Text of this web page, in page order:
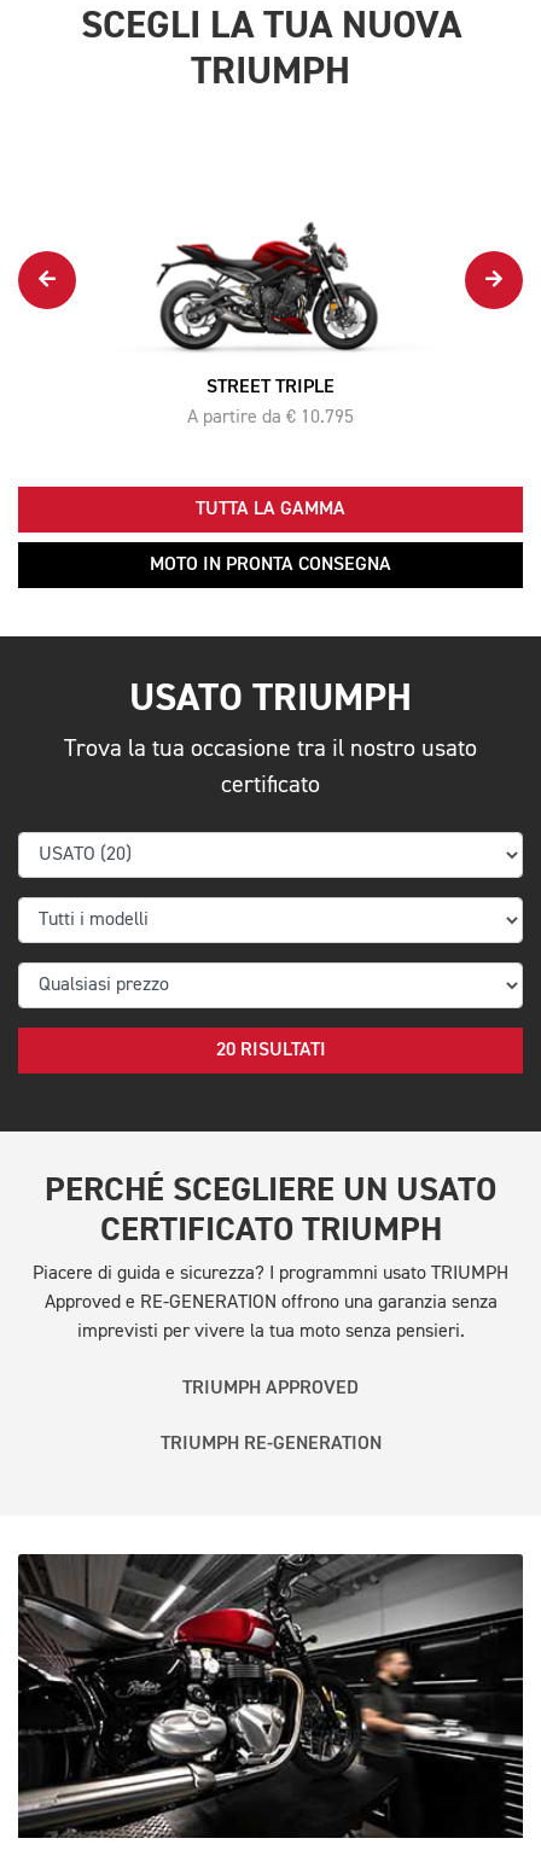
SCEGLI LA TUA NUOVA
TRIUMPH
STREET TRIPLE
A partire da € 10.795
TUTTA LA GAMMA
MOTO IN PRONTA CONSEGNA
USATO TRIUMPH
Trova la tua occasione tra il nostro usato
certificato
20 RISULTATI
PERCHÉ SCEGLIERE UN USATO
CERTIFICATO TRIUMPH
Piacere di guida e sicurezza? I programmni usato TRIUMPH
Approved e RE-GENERATION offrono una garanzia senza
imprevisti per vivere la tua moto senza pensieri.
TRIUMPH APPROVED
TRIUMPH RE-GENERATION